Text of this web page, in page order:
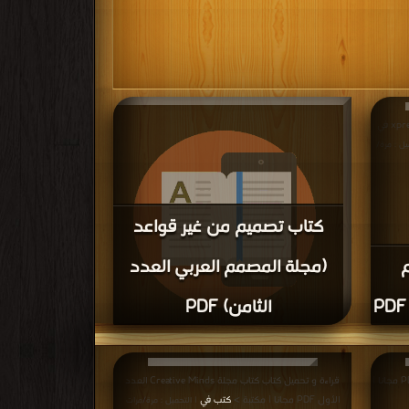
كتاب تصميم من غير قواعد
(مجلة المصمم العربي العدد
الثامن) PDF
قراءة و تحميل كتاب كتاب تصميم من غير قواعد (مجلة
المصمم العربي العدد الثامن) PDF مجانا | مكتبة >
كتب في|
التحميل : مرة/مرات
: مرة/
قراءة و تحميل كتاب كتاب مجلة Creative Minds العدد
الأول PDF مجانا | مكتبة >
كتب في | التحميل : مرة/مرات
قراءة و تحميل كتاب كتاب الافتر افيكت بسهولة PDF مجانا |